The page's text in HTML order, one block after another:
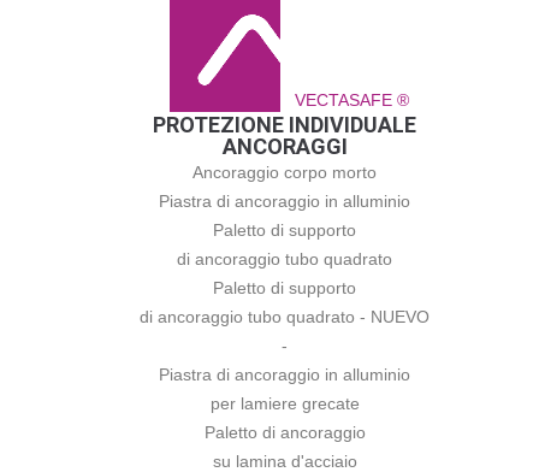
VECTASAFE ®
PROTEZIONE INDIVIDUALE
ANCORAGGI
Ancoraggio corpo morto
Piastra di ancoraggio in alluminio
Paletto di supporto
di ancoraggio tubo quadrato
Paletto di supporto
di ancoraggio tubo quadrato - NUEVO
-
Piastra di ancoraggio in alluminio
per lamiere grecate
Paletto di ancoraggio
su lamina d'acciaio